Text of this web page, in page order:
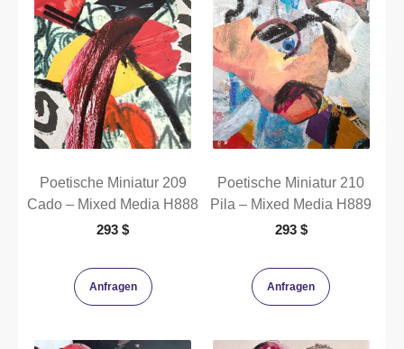
Poetische Miniatur 209
Cado – Mixed Media H888
293$
Anfragen
Poetische Miniatur 210
Pila – Mixed Media H889
293 $
Anfragen